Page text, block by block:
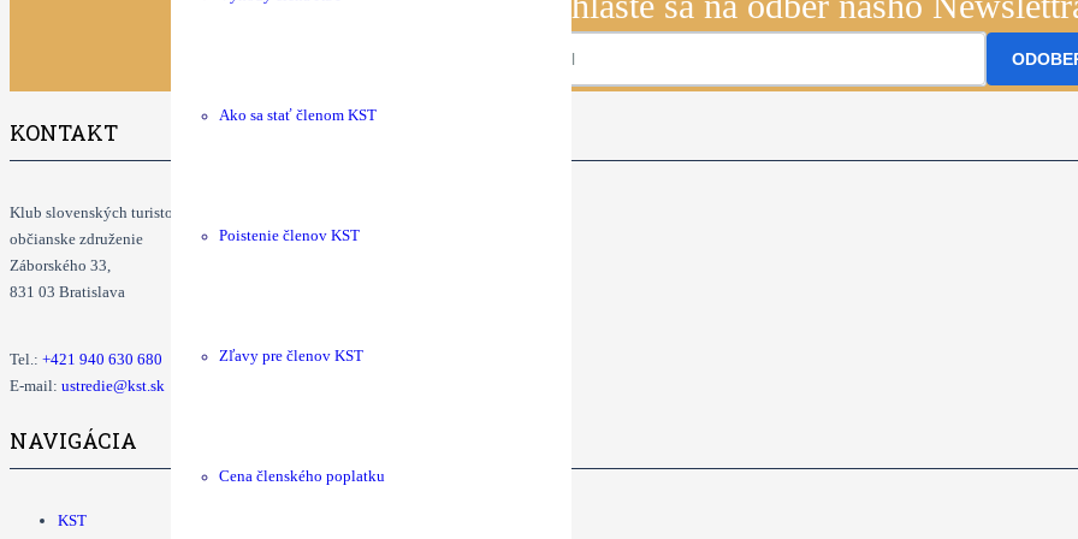
Ako sa stať členom KST
Poistenie členov KST
Zľavy pre členov KST
Cena členského poplatku
KONTAKT
Klub slovenských turistov
občianske združenie
Záborského 33,
831 03 Bratislava
Tel.: +421 940 630 680
E-mail: ustredie@kst.sk
NAVIGÁCIA
KST